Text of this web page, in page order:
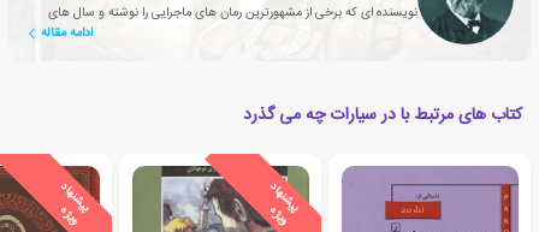
نویسنده ای که برخی از مشهورترین رمان های ماجرایی را نوشته و سال های
ادامه مقاله
کتاب های مرتبط با در سیارات چه می گذرد
پ
ی
ش
ن
ه
ا
د
و
ی
ژ
ه پ
ی
ش
ن
ه
ا
د
و
ی
ژ
ه